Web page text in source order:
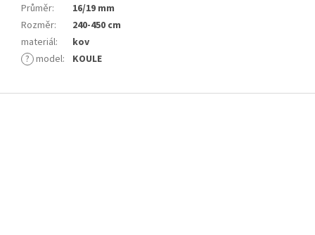
Průměr:
16/19 mm
Rozměr:
240-450 cm
materiál:
kov
? model: KOULE